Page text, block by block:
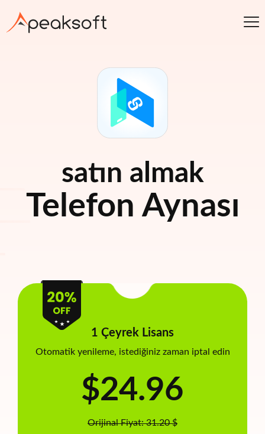
satın almak
Telefon Aynası
1 Çeyrek Lisans
Otomatik yenileme, istediğiniz zaman iptal edin
$24.96
Orijinal Fiyat: 31.20 $